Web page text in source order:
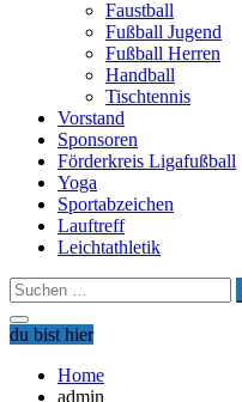
Faustball
Fußball Jugend
Fußball Herren
Handball
Tischtennis
Vorstand
Sponsoren
Förderkreis Ligafußball
Yoga
Sportabzeichen
Lauftreff
Leichtathletik
Suchen
nach:
du bist hier
Home
admin